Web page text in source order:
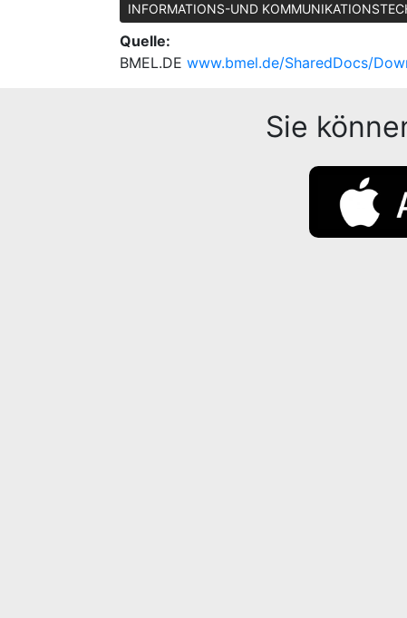
INFORMATIONS-UND
Quelle:
BMEL.DE www.bmel.de/SharedDocs/
Sie